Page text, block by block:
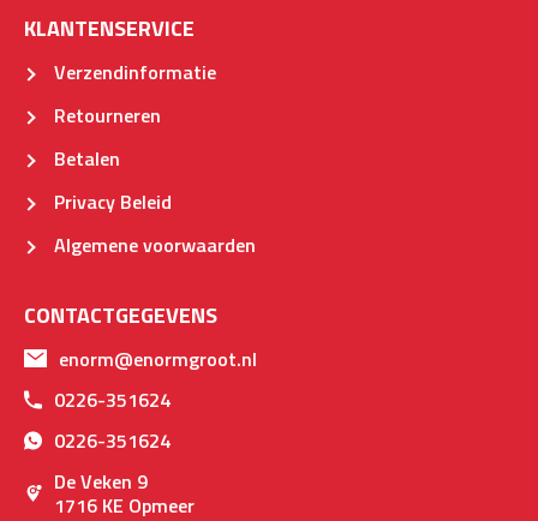
KLANTENSERVICE
Verzendinformatie
Retourneren
Betalen
Privacy Beleid
Algemene voorwaarden
CONTACTGEGEVENS
enorm@enormgroot.nl
0226-351624
0226-351624
De Veken 9
1716 KE Opmeer